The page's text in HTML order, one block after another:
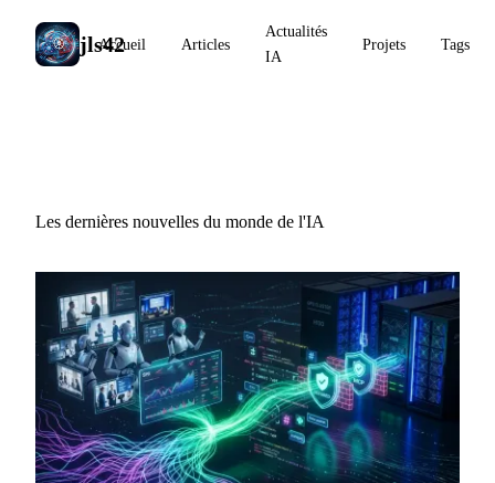
jls42
Accueil Articles
Actualités
IA
Projets Tags
Les dernières nouvelles du monde de l'IA